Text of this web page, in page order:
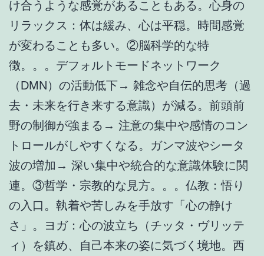
け合うような感覚があることもある。心身の
リラックス：体は緩み、心は平穏。時間感覚
が変わることも多い。②脳科学的な特
徴。。。デフォルトモードネットワーク
（DMN）の活動低下→ 雑念や自伝的思考（過
去・未来を行き来する意識）が減る。前頭前
野の制御が強まる→ 注意の集中や感情のコン
トロールがしやすくなる。ガンマ波やシータ
波の増加→ 深い集中や統合的な意識体験に関
連。③哲学・宗教的な見方。。。仏教：悟り
の入口。執着や苦しみを手放す「心の静け
さ」。ヨガ：心の波立ち（チッタ・ヴリッテ
ィ）を鎮め、自己本来の姿に気づく境地。西